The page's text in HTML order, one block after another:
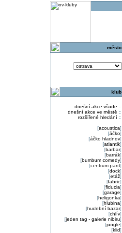
město
klub
dnešní akce všude ::
dnešní akce ve městě ::
rozšířené hledání::
[acoustica]
[áčko]
[áčko hladnov]
[atlantik]
[barbar]
[barrák]
[bumbum comedy]
[centrum pant]
[dock]
[etáž]
[fabric]
[fiducia]
[garage]
[heligonka]
[hlubina]
[hudební bazar]
[chlív]
[jeden tag - galerie nibiru]
[jungle]
[klid]